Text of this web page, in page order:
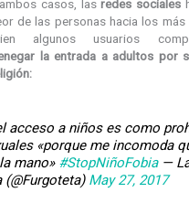
ambos casos, lasredes sociales
de las personas hacia los más
algunos usuarios
la entrada a adultos por
acceso a niños es como
«porque me incomoda
mano» #StopNiñoFobia—
(@Furgoteta) May 27, 2017